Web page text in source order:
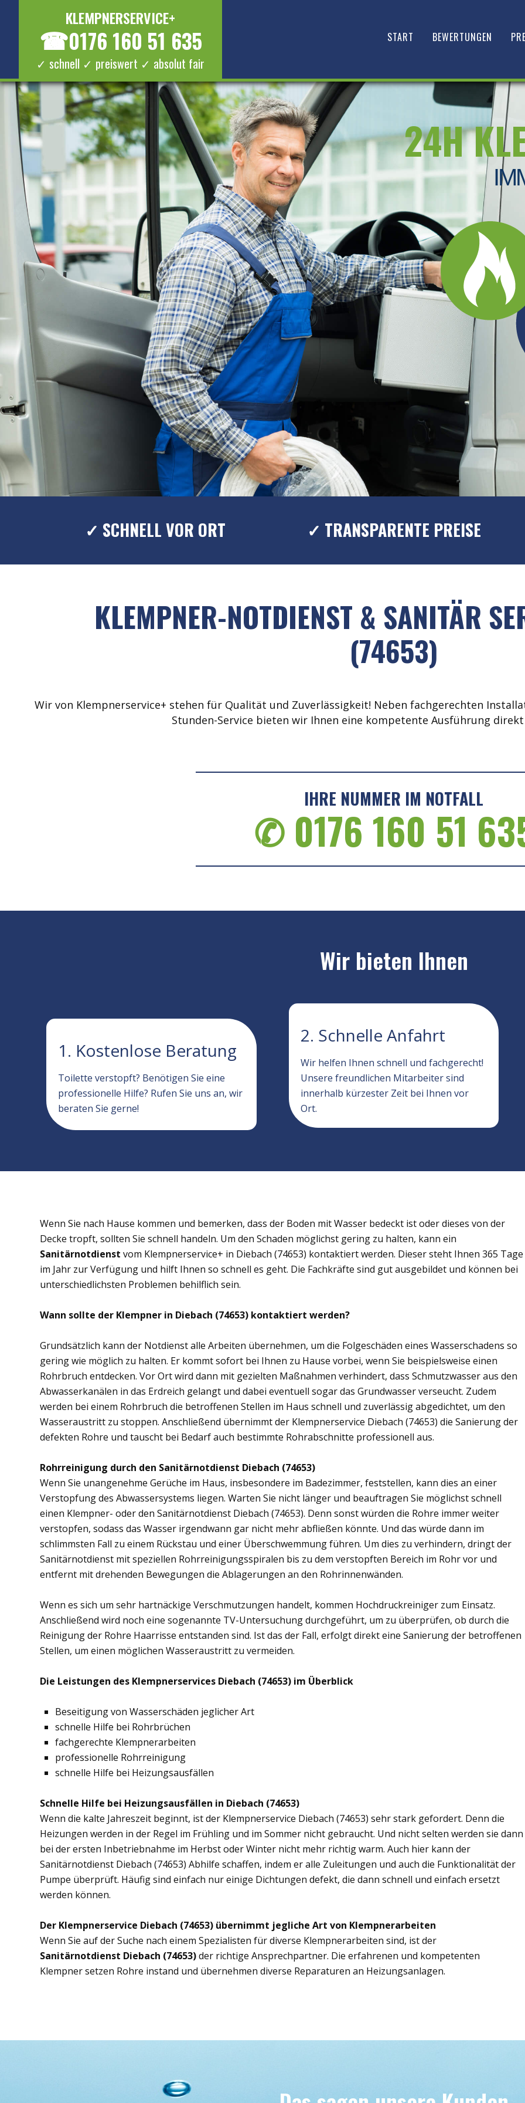
KLEMPNERSERVICE+
☎0176 160 51 635
✓ schnell ✓ preiswert ✓ absolut fair
START BEWERTUNGEN
24H
✓ SCHNELL VOR ORT ✓ TRANSPARENTE PREISE
KLEMPNER-NOTDIENST & SANITÄR
(74653)
Wir von Klempnerservice+ stehen für Qualität und Zuverlässigkeit! Neben fachgerechten
Stunden-Service bieten wir Ihnen eine kompetente Ausführung
IHRE NUMMER IM NOTFALL
✆ 0176 160 51
Wir bieten Ihnen
1. Kostenlose Beratung
Toilette verstopft? Benötigen Sie eine
professionelle Hilfe? Rufen Sie uns an, wir
beraten Sie gerne!
2. Schnelle Anfahrt
Wir helfen Ihnen schnell und fachgerecht!
Unsere freundlichen Mitarbeiter sind
innerhalb kürzester Zeit bei Ihnen vor
Ort.
Wenn Sie nach Hause kommen und bemerken, dass der Boden mit Wasser bedeckt ist oder dieses von der
Decke tropft, sollten Sie schnell handeln. Um den Schaden möglichst gering zu halten, kann ein
Sanitärnotdienst vom Klempnerservice+ in Diebach (74653) kontaktiert werden. Dieser steht Ihnen 365 Tage
im Jahr zur Verfügung und hilft Ihnen so schnell es geht. Die Fachkräfte sind gut ausgebildet und können bei
unterschiedlichsten Problemen behilflich sein.
Wann sollte der Klempner in Diebach (74653) kontaktiert werden?
Grundsätzlich kann der Notdienst alle Arbeiten übernehmen, um die Folgeschäden eines Wasserschadens so
gering wie möglich zu halten. Er kommt sofort bei Ihnen zu Hause vorbei, wenn Sie beispielsweise einen
Rohrbruch entdecken. Vor Ort wird dann mit gezielten Maßnahmen verhindert, dass Schmutzwasser aus den
Abwasserkanälen in das Erdreich gelangt und dabei eventuell sogar das Grundwasser verseucht. Zudem
werden bei einem Rohrbruch die betroffenen Stellen im Haus schnell und zuverlässig abgedichtet, um den
Wasseraustritt zu stoppen. Anschließend übernimmt der Klempnerservice Diebach (74653) die Sanierung der
defekten Rohre und tauscht bei Bedarf auch bestimmte Rohrabschnitte professionell aus.
Rohrreinigung durch den Sanitärnotdienst Diebach (74653)
Wenn Sie unangenehme Gerüche im Haus, insbesondere im Badezimmer, feststellen, kann dies an einer
Verstopfung des Abwassersystems liegen. Warten Sie nicht länger und beauftragen Sie möglichst schnell
einen Klempner- oder den Sanitärnotdienst Diebach (74653). Denn sonst würden die Rohre immer weiter
verstopfen, sodass das Wasser irgendwann gar nicht mehr abfließen könnte. Und das würde dann im
schlimmsten Fall zu einem Rückstau und einer Überschwemmung führen. Um dies zu verhindern, dringt der
Sanitärnotdienst mit speziellen Rohrreinigungsspiralen bis zu dem verstopften Bereich im Rohr vor und
entfernt mit drehenden Bewegungen die Ablagerungen an den Rohrinnenwänden.
Wenn es sich um sehr hartnäckige Verschmutzungen handelt, kommen Hochdruckreiniger zum Einsatz.
Anschließend wird noch eine sogenannte TV-Untersuchung durchgeführt, um zu überprüfen, ob durch die
Reinigung der Rohre Haarrisse entstanden sind. Ist das der Fall, erfolgt direkt eine Sanierung der betroffenen
Stellen, um einen möglichen Wasseraustritt zu vermeiden.
Die Leistungen des Klempnerservices Diebach (74653) im Überblick
Beseitigung von Wasserschäden jeglicher Art
schnelle Hilfe bei Rohrbrüchen
fachgerechte Klempnerarbeiten
professionelle Rohrreinigung
schnelle Hilfe bei Heizungsausfällen
Schnelle Hilfe bei Heizungsausfällen in Diebach (74653)
Wenn die kalte Jahreszeit beginnt, ist der Klempnerservice Diebach (74653) sehr stark gefordert. Denn die
Heizungen werden in der Regel im Frühling und im Sommer nicht gebraucht. Und nicht selten werden sie dann
bei der ersten Inbetriebnahme im Herbst oder Winter nicht mehr richtig warm. Auch hier kann der
Sanitärnotdienst Diebach (74653) Abhilfe schaffen, indem er alle Zuleitungen und auch die Funktionalität der
Pumpe überprüft. Häufig sind einfach nur einige Dichtungen defekt, die dann schnell und einfach ersetzt
werden können.
Der Klempnerservice Diebach (74653) übernimmt jegliche Art von Klempnerarbeiten
Wenn Sie auf der Suche nach einem Spezialisten für diverse Klempnerarbeiten sind, ist der
Sanitärnotdienst Diebach (74653)der richtige Ansprechpartner. Die erfahrenen und kompetenten
Klempner setzen Rohre instand und übernehmen diverse Reparaturen an Heizungsanlagen.